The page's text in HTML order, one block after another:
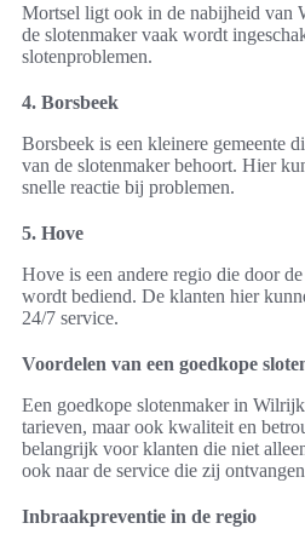
Mortsel ligt ook in de nabijheid van
de slotenmaker vaak wordt
slotenproblemen.
4. Borsbeek
Borsbeek is een kleinere gemeente
van de slotenmaker behoort. Hier
snelle reactie bij problemen.
5. Hove
Hove is een andere regio die door
wordt bediend. De klanten hier
24/7 service.
Voordelen van een goedkope
Een goedkope slotenmaker in
tarieven, maar ook kwaliteit en
belangrijk voor klanten die niet
ook naar de service die zij
Inbraakpreventie in de regio